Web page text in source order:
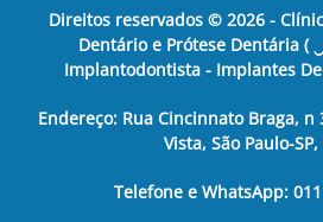
Direitos reservados © 2026-
Dentário e Prótese Dentária (
Implantodontista - Implantes
Endereço: Rua Cincinnato Braga, n
Vista, São Paulo-
Telefone e WhatsApp: